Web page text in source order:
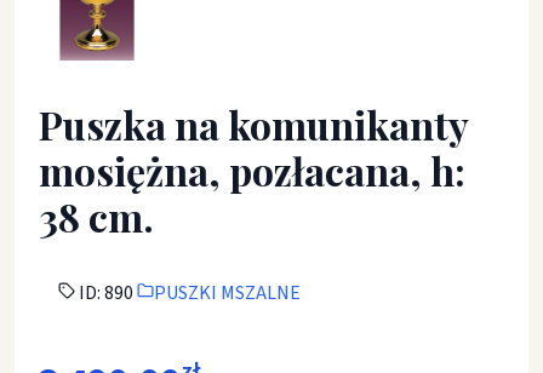
Puszka na komunikanty
mosiężna, pozłacana, h:
38 cm.
ID: 890 PUSZKI MSZALNE